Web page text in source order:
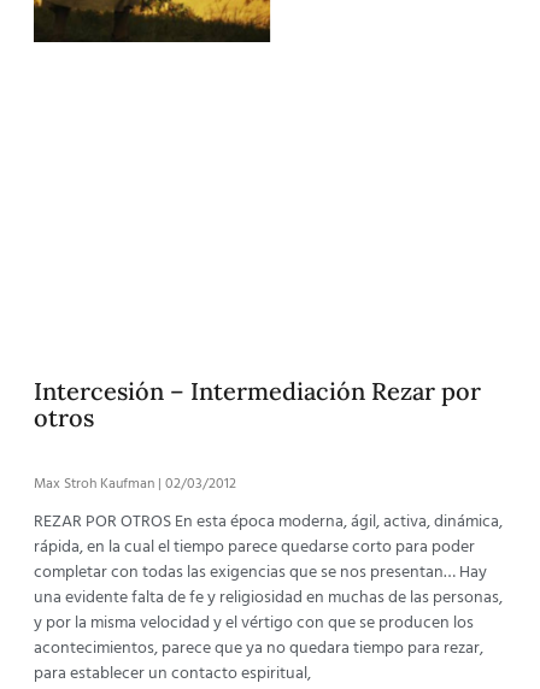
Intercesión – Intermediación Rezar por
otros
Max Stroh Kaufman 02/03/2012
REZAR POR OTROS En esta época moderna, ágil, activa, dinámica,
rápida, en la cual el tiempo parece quedarse corto para poder
completar con todas las exigencias que se nos presentan… Hay
una evidente falta de fe y religiosidad en muchas de las personas,
y por la misma velocidad y el vértigo con que se producen los
acontecimientos, parece que ya no quedara tiempo para rezar,
para establecer un contacto espiritual,